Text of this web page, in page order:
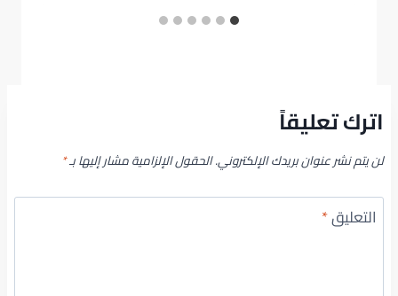
اترك تعليقاً
لن يتم نشر عنوان بريدك الإلكتروني.الحقول الإلزامية مشار إليها بـ*
التعليق*